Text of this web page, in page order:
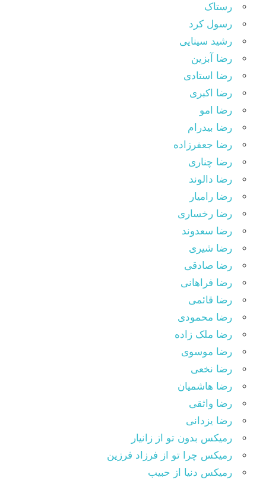
رستاک
رسول کرد
رشید سینایی
رضا آبزین
رضا استادی
رضا اکبری
رضا امو
رضا بیدرام
رضا جعفرزاده
رضا چناری
رضا دالوند
رضا رامیار
رضا رخساری
رضا سعدوند
رضا شیری
رضا صادقی
رضا فراهانی
رضا قائمی
رضا محمودی
رضا ملک زاده
رضا موسوی
رضا نخعی
رضا هاشمیان
رضا واثقی
رضا یزدانی
رمیکس بدون تو از زانیار
رمیکس چرا تو از فرزاد فرزین
رمیکس دنیا از حبیب